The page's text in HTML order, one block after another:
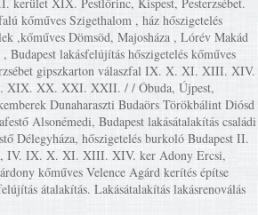
kőműves Szigethalom , ház hőszigetelés
,kőműves Dömsöd, Majosháza , Lórév Makád
Budapest lakásfelújítás hőszigetelés kőműves
gipszkarton válaszfal IX. X. XI. XIII. XIV.
XX. XXI. XXII. / / Óbuda, Újpest,
Dunaharaszti Budaörs Törökbálint Diósd
Alsonémedi, Budapest lakásátalakítás családi
Délegyháza, hőszigetelés burkoló Budapest II.
IV. IX. X. XI. XIII. XIV. ker Adony Ercsi,
kőműves Velence Agárd kerítés építse
átalakítás. Lakásátalakítás lakásrenoválás